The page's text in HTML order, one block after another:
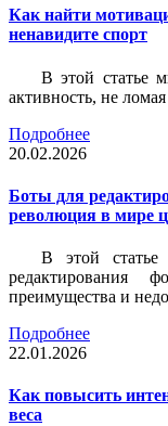
Как найти
ненавидите спорт
В этой статье
активность, не
Подробнее
20.02.2026
Боты для
революция в мире
В этой
редактирования
преимущества и
Подробнее
22.01.2026
Как повысить
веса